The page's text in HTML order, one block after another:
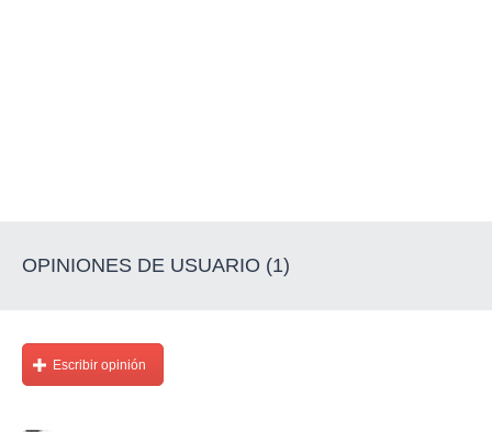
OPINIONES DE USUARIO (1)
Escribir opinión